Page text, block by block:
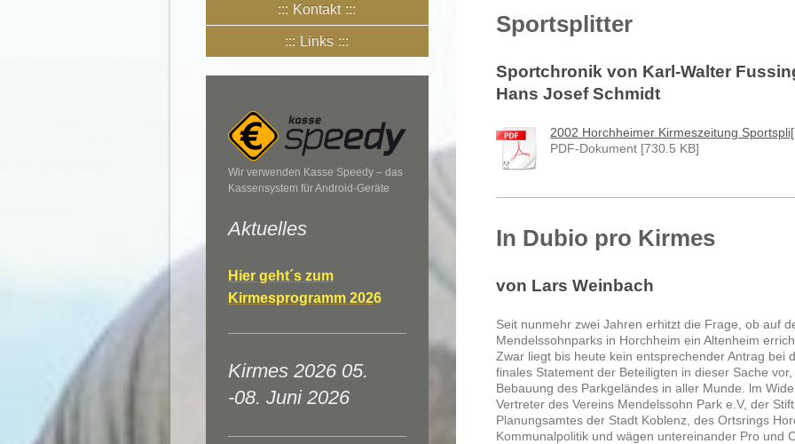
Kontakt
Links
Wir verwenden Kasse Speedy – das
Kassensystem für Android-Geräte
Aktuelles
Hier geht´s zum
Kirmesprogramm 2026
Kirmes 2026 05.
-08. Juni 2026
Sportsplitter
Sportchronik von Karl-Walter
Hans Josef Schmidt
2002 Horchheimer Kirmeszeitung
PDF-Dokument [730.5 KB]
In Dubio pro Kirmes
von Lars Weinbach
Seit nunmehr zwei Jahren erhitzt die Frage, ob auf
Mendelssohnparks in Horchheim ein Altenheim
Zwar liegt bis heute kein entsprechender Antrag bei
finales Statement der Beteiligten in dieser Sache
Bebauung des Parkgeländes in aller Munde. lm
Vertreter des Vereins Mendelssohn Park e.V, der
Planungsamtes der Stadt Koblenz, des Ortsrings
Kommunalpolitik und wägen untereinander Pro und